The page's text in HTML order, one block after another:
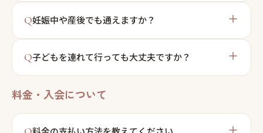
Q妊娠中や産後でも通えますか？
Q子どもを連れて行っても大丈夫ですか？
料金・入会について